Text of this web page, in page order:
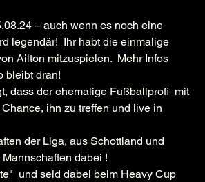
– auch wenn es noch eine
legendär!  Ihr habt die einmalige
Ailton mitzuspielen.  Mehr Infos
bleibt dran!
dass der ehemalige Fußballprofi  mit
ihn zu treffen und live in
der Liga, aus Schottland und
dabei !
und seid dabei beim Heavy Cup